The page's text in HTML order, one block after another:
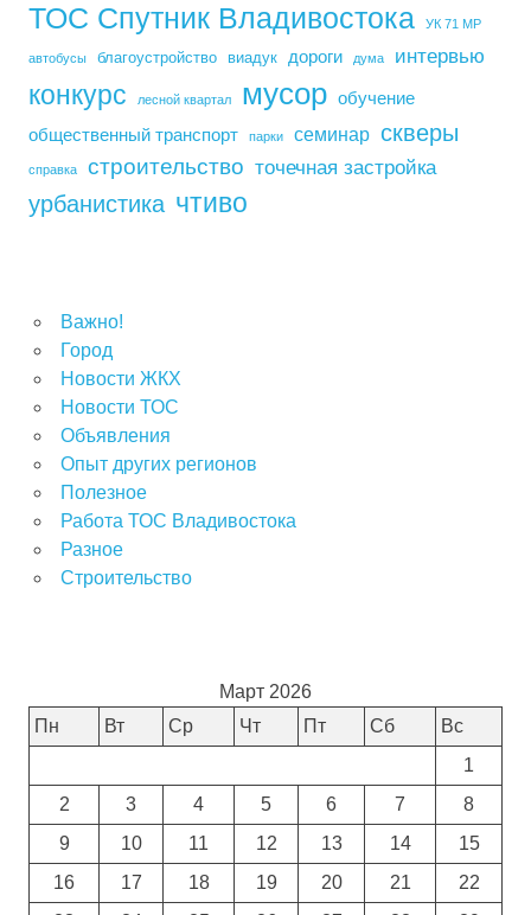
ТОС Спутник Владивостока УК 71 МР
автобусы благоустройство виадук дороги дума интервью
конкурс лесной квартал мусор обучение
общественный транспорт
парки семинар скверы
справка строительство точечная застройка
урбанистика чтиво
Важно!
Город
Новости ЖКХ
Новости ТОС
Объявления
Опыт других регионов
Полезное
Работа ТОС Владивостока
Разное
Строительство
Март 2026
Пн
Вт Ср Чт Пт Сб
Вс
1
2
3 4 5 6 7
8
9
10 11 12 13 14
15
16
17 18 19 20 21
22